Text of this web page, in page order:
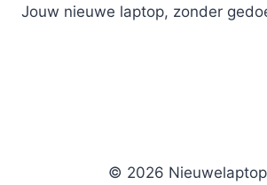
Jouw nieuwe laptop, zonder
© 2026